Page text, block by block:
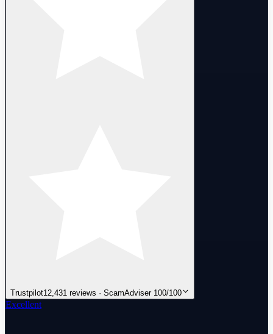
Trustpilot12,431 reviews · ScamAdviser 100/100
Excellent